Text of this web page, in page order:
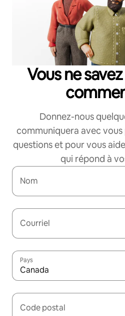
Vous ne
Donnez-nous
communiquera avec
questions et pour vous
qui répond à
Nom
Courriel
Pays
Canada
Code postal